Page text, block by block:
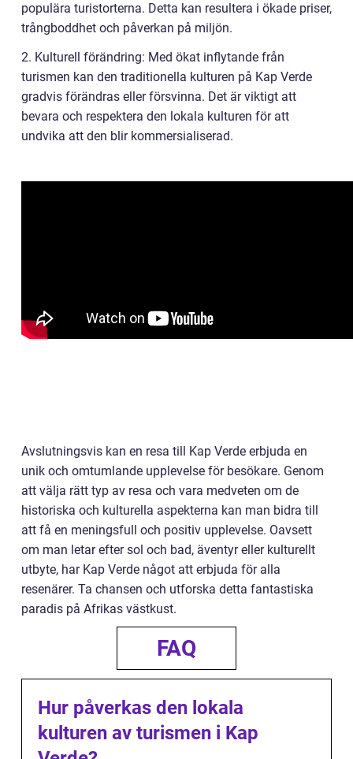
populära turistorterna. Detta kan resultera i ökade priser,
trångboddhet och påverkan på miljön.
2. Kulturell förändring: Med ökat inflytande från
turismen kan den traditionella kulturen på Kap Verde
gradvis förändras eller försvinna. Det är viktigt att
bevara och respektera den lokala kulturen för att
undvika att den blir kommersialiserad.
Avslutningsvis kan en resa till Kap Verde erbjuda en
unik och omtumlande upplevelse för besökare. Genom
att välja rätt typ av resa och vara medveten om de
historiska och kulturella aspekterna kan man bidra till
att få en meningsfull och positiv upplevelse. Oavsett
om man letar efter sol och bad, äventyr eller kulturellt
utbyte, har Kap Verde något att erbjuda för alla
resenärer. Ta chansen och utforska detta fantastiska
paradis på Afrikas västkust.
FAQ
Hur påverkas den lokala
kulturen av turismen i Kap